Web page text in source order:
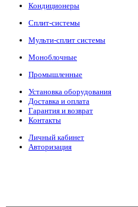
Кондиционеры
Сплит-системы
Мульти-сплит системы
Моноблочные
Промышленные
Установка оборудования
Доставка и оплата
Гарантия и возврат
Контакты
Личный кабинет
Авторизация